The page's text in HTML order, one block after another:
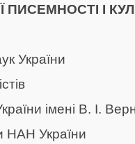
Ї ПИСЕМНОСТІ І
України
імені В. І.
НАН України